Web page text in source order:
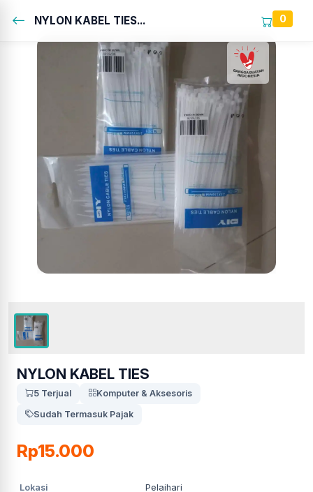
NYLON KABEL TIES... 0
NYLON KABEL TIES
5 Terjual
Komputer & Aksesoris
Sudah Termasuk Pajak
Rp15.000
Lokasi Pelaihari